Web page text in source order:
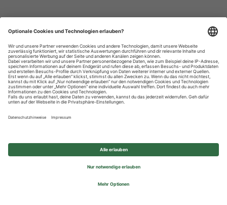
Datenschutzhinweise
Impressum
Privatsphäre-Einstellungen
© 2026 REWE Group - All rights reserved